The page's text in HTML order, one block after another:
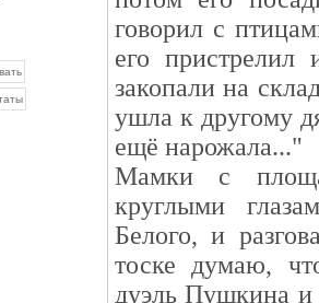
говорил с
его
закопали на
ушла к другому
ещё нарожала..."
Мамки с
круглыми
Белого, и
тоске думаю,
дуэль Пушкина и